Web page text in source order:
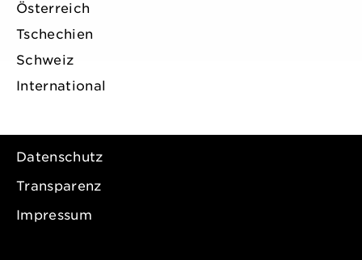
Österreich
Tschechien
Schweiz
International
Datenschutz
Transparenz
Impressum